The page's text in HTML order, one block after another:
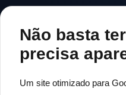
Não basta
precisa
Um site otimizado para